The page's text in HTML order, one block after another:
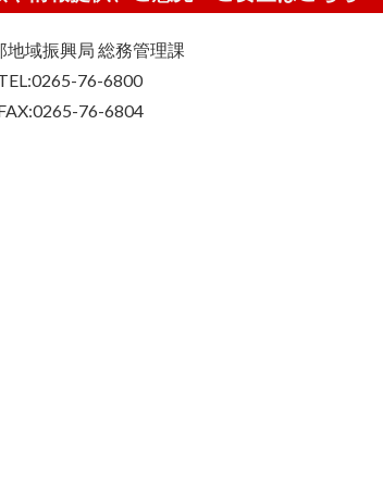
地域振興局 総務管理課
76-6800
76-6804